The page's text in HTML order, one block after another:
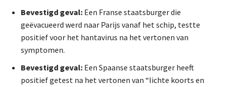
Bevestigd geval: Een Franse staatsburger die
geëvacueerd werd naar Parijs vanaf het schip, testte
positief voor het hantavirus na het vertonen van
symptomen.
Bevestigd geval: Een Spaanse staatsburger heeft
positief getest na het vertonen van “lichte koorts en